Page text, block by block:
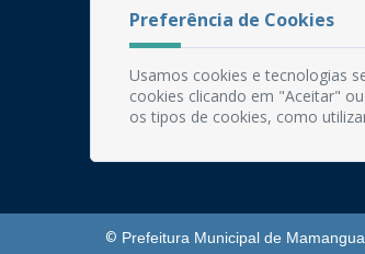
© Prefeitura Municipal de
Preferência de Cookies
Usamos cookies e tecnologias
cookies clicando em "Aceitar"
os tipos de cookies, como